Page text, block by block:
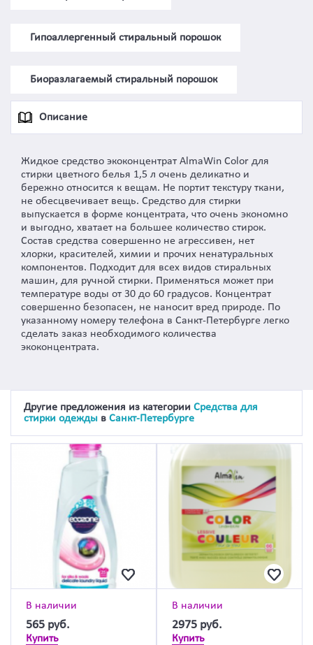
Гипоаллергенный стиральный порошок
Биоразлагаемый стиральный порошок
Описание
Жидкое средство экоконцентрат AlmaWin Color для
стирки цветного белья 1,5 л очень деликатно и
бережно относится к вещам. Не портит текстуру ткани,
не обесцвечивает вещь. Средство для стирки
выпускается в форме концентрата, что очень экономно
и выгодно, хватает на большее количество стирок.
Состав средства совершенно не агрессивен, нет
хлорки, красителей, химии и прочих ненатуральных
компонентов. Подходит для всех видов стиральных
машин, для ручной стирки. Применяться может при
температуре воды от 30 до 60 градусов. Концентрат
совершенно безопасен, не наносит вред природе. По
указанному номеру телефона в Санкт-Петербурге легко
сделать заказ необходимого количества
экоконцентрата.
Другие предложения из категории Средства для
стирки одежды в Санкт-Петербурге
В наличии
565 руб.
Купить
В наличии
2975 руб.
Купить